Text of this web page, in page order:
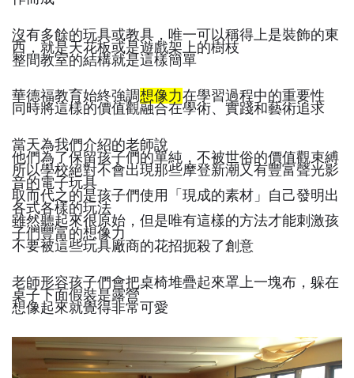
沒有多餘的玩具或教具，唯一可以稱得上是裝飾的東
西，就是天花板或是遊戲架上的樹枝
整間教室的結構就是這樣簡單
華德福教育始終強調想像力在學習過程中的重要性
同時將這樣的價值觀融合在學術、實踐和藝術追求
當天為我們介紹的老師說
他們為了保留孩子們的單純，不被世俗的價值觀束縛
所以學校絕對不會出現那些摩登新潮又有豐富聲光影
音的電子玩具
取而代之的是孩子們使用「現成的素材」自己發明出
各式各樣的玩法
雖然聽起來很原始，但是唯有這樣的方法才能刺激孩
子們豐富的想像力
不要被這些玩具廠商的花招扼殺了創意
老師形容孩子們會把桌椅堆疊起來罩上一塊布，躲在
桌子下面假裝是露營
想像起來就覺得非常可愛